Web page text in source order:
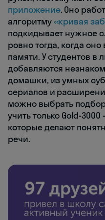
приложение. Оно
алгоритму «кривая
подкидывает нужное
ровно тогда, когда оно
памяти. У студентов в
добавляются
домашки, из умных
сериалов и
можно выбрать
учить только Gold-
которые делают
речи.